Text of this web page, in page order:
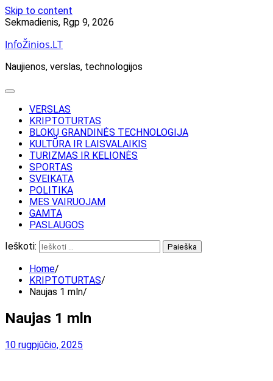
Skip to content
Sekmadienis, Rgp 9, 2026
InfoŽinios.LT
Naujienos, verslas, technologijos
VERSLAS
KRIPTOTURTAS
BLOKŲ GRANDINĖS TECHNOLOGIJA
KULTŪRA IR LAISVALAIKIS
TURIZMAS IR KELIONĖS
SPORTAS
SVEIKATA
POLITIKA
MES VAIRUOJAM
GAMTA
PASLAUGOS
Ieškoti:
Home
KRIPTOTURTAS
Naujas 1 mln
Naujas 1 mln
10 rugpjūčio, 2025